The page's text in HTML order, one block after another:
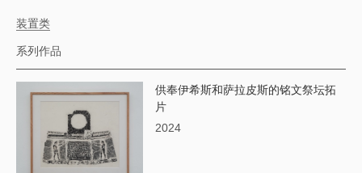
装置类
系列作品
供奉伊希斯和萨拉皮斯的铭文祭坛拓
片
2024